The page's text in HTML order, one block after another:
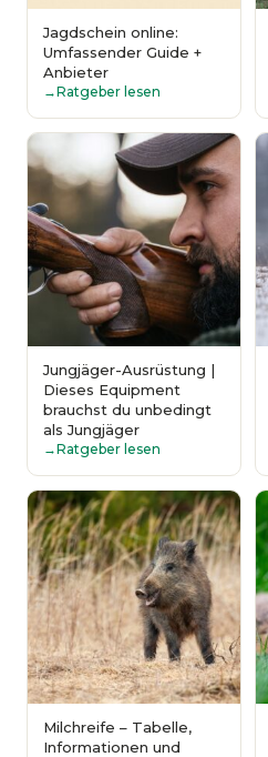
Jagdschein online:
Umfassender Guide +
Anbieter
Ratgeber lesen
Jungjäger-Ausrüstung |
Dieses Equipment
brauchst du unbedingt
als Jungjäger
Ratgeber lesen
Milchreife – Tabelle,
Informationen und